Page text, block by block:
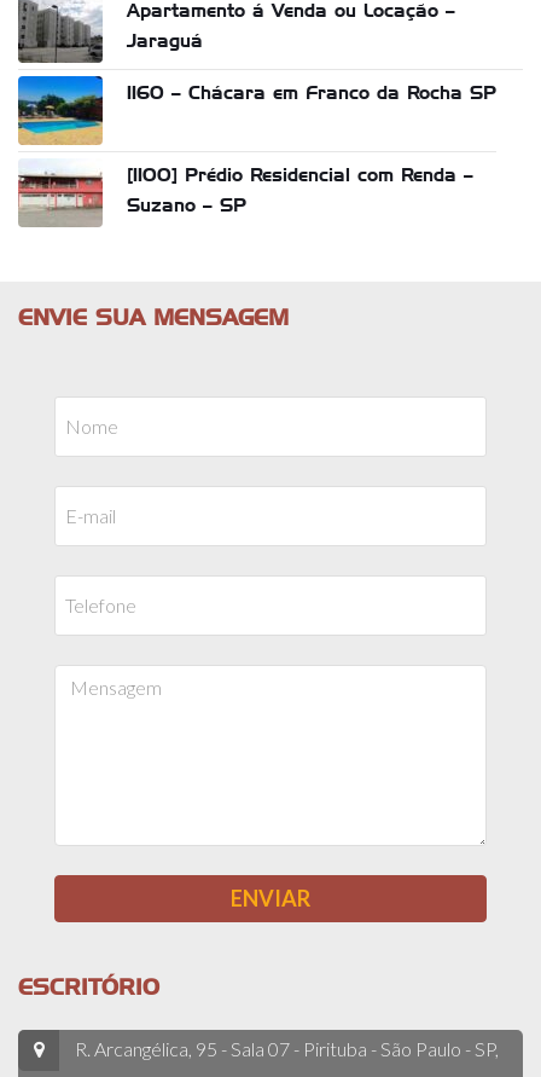
Apartamento á Venda ou Locação –
Jaraguá
1160 – Chácara em Franco da Rocha SP
[1100] Prédio Residencial com Renda –
Suzano – SP
ENVIE SUA MENSAGEM
ESCRITÓRIO
R. Arcangélica, 95 - Sala 07 - Pirituba - São Paulo - SP,